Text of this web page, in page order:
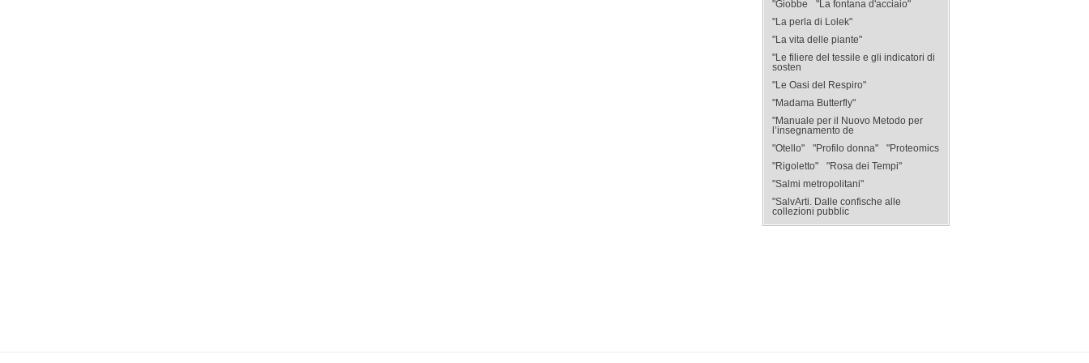
"Giobbe
"La fontana d'acciaio"
"La perla di Lolek"
"La vita delle piante"
"Le filiere del tessile e gli indicatori di
sosten
"Le Oasi del Respiro"
"Madama Butterfly"
"Manuale per il Nuovo Metodo per
l’insegnamento de
"Otello"
"Profilo donna"
"Proteomics
"Rigoletto"
"Rosa dei Tempi"
"Salmi metropolitani"
"SalvArti. Dalle confische alle
collezioni pubblic